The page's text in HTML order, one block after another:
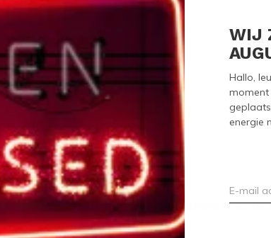
WIJ
Hallo,
moment
energie
Meld je aan voor onze
Ontvang de nieuwste aanbiedingen en